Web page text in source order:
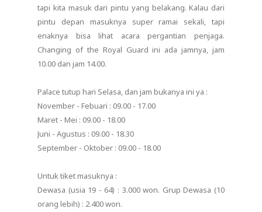
tapi kita masuk dari pintu yang belakang. Kalau dari
pintu depan masuknya super ramai sekali, tapi
enaknya bisa lihat acara pergantian penjaga.
Changing of the Royal Guard ini ada jamnya, jam
10.00 dan jam 14.00.
Palace tutup hari Selasa, dan jam bukanya ini ya :
November - Febuari : 09.00 - 17.00
Maret - Mei : 09.00 - 18.00
Juni - Agustus : 09.00 - 18.30
September - Oktober : 09.00 - 18.00
Untuk tiket masuknya :
Dewasa (usia 19 - 64) : 3.000 won. Grup Dewasa (10
orang lebih) : 2.400 won.